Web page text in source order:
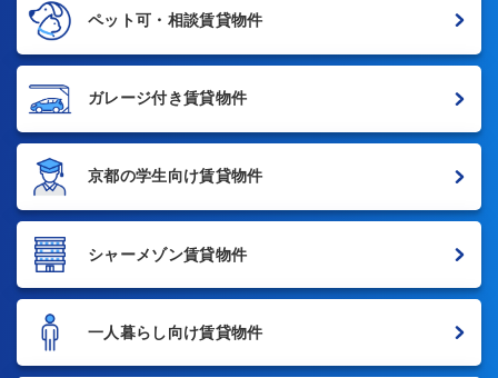
ペット可・相談賃貸物件
ガレージ付き賃貸物件
京都の学生向け賃貸物件
シャーメゾン賃貸物件
一人暮らし向け賃貸物件